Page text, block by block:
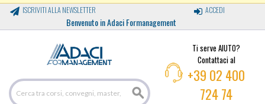
ISCRIVITI ALLA NEWSLETTER
Benvenuto in Adaci Formanagement
ACCEDI
Ti serve AIUTO?
Contattaci al
+39 02 400
724 74